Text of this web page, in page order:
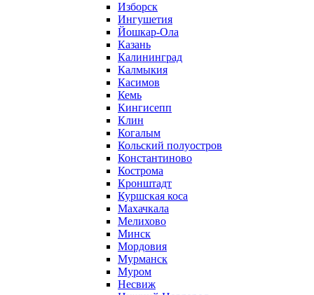
Изборск
Ингушетия
Йошкар-Ола
Казань
Калининград
Калмыкия
Касимов
Кемь
Кингисепп
Клин
Когалым
Кольский полуостров
Константиново
Кострома
Кронштадт
Куршская коса
Махачкала
Мелихово
Минск
Мордовия
Мурманск
Муром
Несвиж